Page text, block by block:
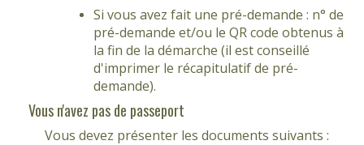
Si vous avez fait une pré-demande : n° de
pré-demande et/ou le QR code obtenus à
la fin de la démarche (il est conseillé
d'imprimer le récapitulatif de pré-
demande).
Vous n'avez pas de passeport
Vous devez présenter les documents suivants :